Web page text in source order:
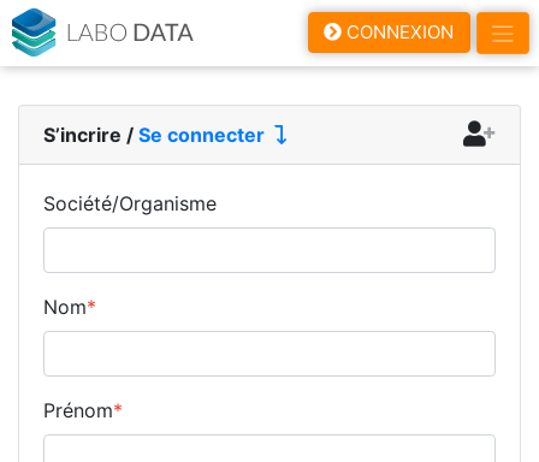
CONNEXION
S’incrire / Se connecter
Société/Organisme
Nom*
Prénom*